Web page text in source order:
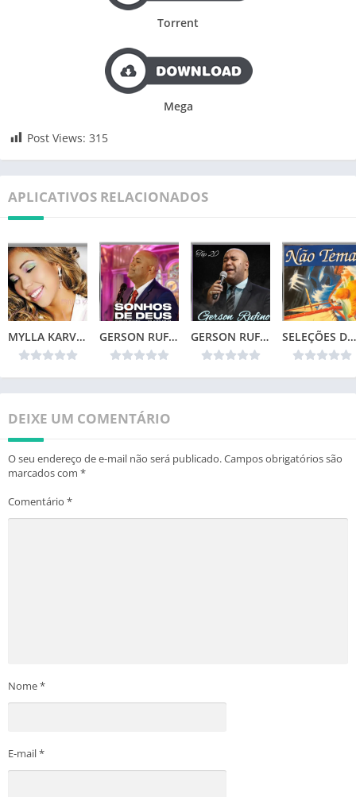
Torrent
Mega
Post Views: 315
APLICATIVOS RELACIONADOS
MYLLA KARVALHO – MINHA VIDA GERSON RUFINO – SONHOS DE DEUS (2024) GERSON RUFINO – TOP 20 SELEÇÕES DA COLEÇÃO CANÇÕES DE VIDA – NÃO TEMAS (1996)📌
DEIXE UM COMENTÁRIO
O seu endereço de e-mail não será publicado.Campos obrigatórios são
marcados com *
Comentário *
Nome*
E-mail*